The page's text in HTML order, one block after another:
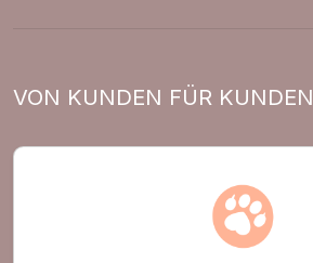
VON KUNDEN FÜR KUNDEN